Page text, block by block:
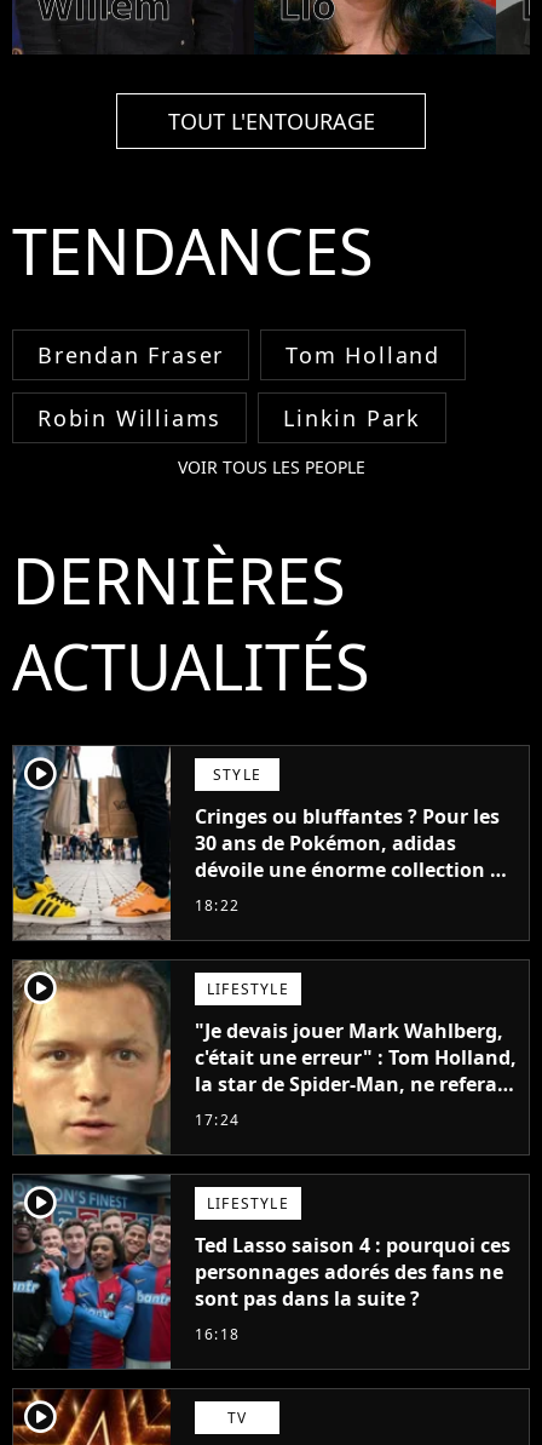
TOUT L'ENTOURAGE
TENDANCES
Brendan Fraser Tom Holland
Robin Williams Linkin Park
VOIR TOUS LES PEOPLE
DERNIÈRES
ACTUALITÉS
player2 STYLE
Cringes ou bluffantes ? Pour les
30 ans de Pokémon, adidas
dévoile une énorme collection de
sneakers et je ne sais pas quoi en
18:22
player2 LIFESTYLE
"Je devais jouer Mark Wahlberg,
c'était une erreur" : Tom Holland,
la star de Spider-Man, ne referait
pas ce blockbuster
17:24
player2 LIFESTYLE
Ted Lasso saison 4 : pourquoi ces
personnages adorés des fans ne
sont pas dans la suite ?
16:18
player2 TV